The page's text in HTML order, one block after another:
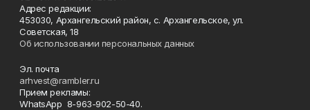
Адрес редакции:
453030, Архангельский район, с. Архангельское, ул.
Советская, 18
Об использовании персональных данных
Эл. почта
arhvest@rambler.ru
Прием рекламы:
WhatsApp 8-963-902-50-40.